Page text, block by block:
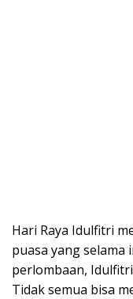
Hari Raya Idulfitri
puasa yang selama
perlombaan,
Tidak semua bisa